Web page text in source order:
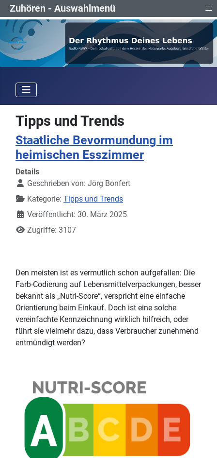
Tipps und Trends
Staatliche Bevormundung im
heimischen Esszimmer
Details
Geschrieben von: Jörg Bonfert
Kategorie: Tipps und Trends
Veröffentlicht: 30. März 2025
Zugriffe: 3107
Den meisten ist es vermutlich schon aufgefallen: Die
Farb-Codierung auf Lebensmittelverpackungen, besser
bekannt als „Nutri-Score“, verspricht eine einfache
Orientierung beim Einkauf. Doch ist eine solche
vereinfachte Kennzeichnung wirklich hilfreich, oder
führt sie vielmehr dazu, dass Verbraucher zunehmend
entmündigt werden?
Zuhören - Auswahlmenü ≡